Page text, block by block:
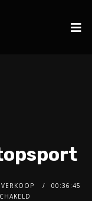
00:36:45